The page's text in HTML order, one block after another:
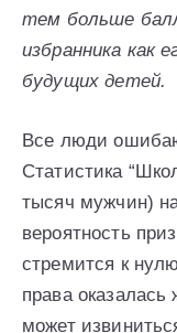
тем больше
избранника как
будущих детей.
Все люди
Статистика
тысяч мужчин)
вероятность
стремится к
права
может